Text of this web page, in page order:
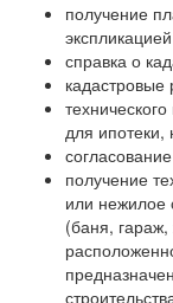
получение
экспликацией
справка о
кадастровые
для ипотеки,
получение
или нежилое
(баня, гараж,